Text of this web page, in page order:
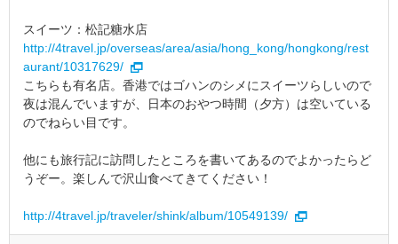
スイーツ：松記糖水店
http://4travel.jp/overseas/area/asia/hong_kong/hongkong/rest
aurant/10317629/
こちらも有名店。香港ではゴハンのシメにスイーツらしいので
夜は混んでいますが、日本のおやつ時間（夕方）は空いている
のでねらい目です。
他にも旅行記に訪問したところを書いてあるのでよかったらど
うぞー。楽しんで沢山食べてきてください！
http://4travel.jp/traveler/shink/album/10549139/